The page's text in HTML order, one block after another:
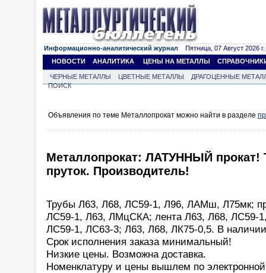
Информационно-аналитический журнал Пятница, 07 Август 2026 г.
НОВОСТИ
АНАЛИТИКА ЦЕНЫ НА МЕТАЛЛЫ
ЧЕРНЫЕ МЕТАЛЛЫ ЦВЕТНЫЕ МЕТАЛЛЫ
ДРАГОЦЕННЫЕ
ПОИСК
Объявления по теме Металлопрокат можно найти в разделе
Металлопрокат: ЛАТУННЫЙ прокат!
пруток. Производитель!
Трубы Л63, Л68, ЛС59-1, Л96, ЛАМш, Л75мк;
ЛС59-1, Л63, ЛМцСКА; лента Л63, Л68, ЛС59-
ЛС59-1, ЛС63-3; Л63, Л68, ЛК75-0,5. В наличии
Срок исполнения заказа минимальный!
Низкие цены. Возможна доставка.
Номенклатуру и цены вышлем по